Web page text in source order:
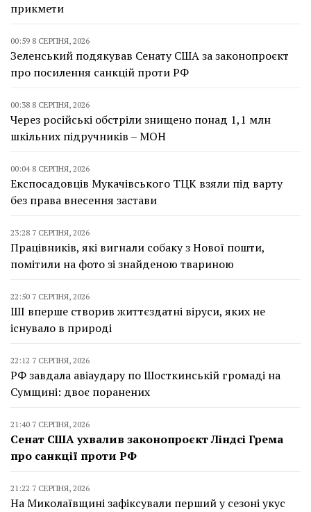
прикмети
00:59 8 СЕРПНЯ, 2026
Зеленський подякував Сенату США за законопроєкт
про посилення санкцій проти РФ
00:38 8 СЕРПНЯ, 2026
Через російські обстріли знищено понад 1,1 млн
шкільних підручників – МОН
00:04 8 СЕРПНЯ, 2026
Експосадовців Мукачівського ТЦК взяли під варту
без права внесення застави
23:28 7 СЕРПНЯ, 2026
Працівників, які вигнали собаку з Нової пошти,
помітили на фото зі знайденою твариною
22:50 7 СЕРПНЯ, 2026
ШІ вперше створив життєздатні віруси, яких не
існувало в природі
22:12 7 СЕРПНЯ, 2026
РФ завдала авіаудару по Шосткинській громаді на
Сумщині: двоє поранених
21:40 7 СЕРПНЯ, 2026
Сенат США ухвалив законопроєкт Ліндсі Грема
про санкції проти РФ
21:22 7 СЕРПНЯ, 2026
На Миколаївщині зафіксували перший у сезоні укус